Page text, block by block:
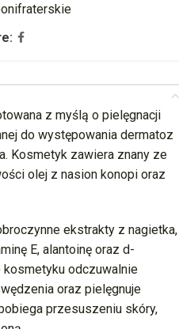
z myślą o pielęgnacji
do występowania dermatoz
Kosmetyk zawiera znany ze
olej z nasion konopi oraz
ekstrakty z nagietka,
E, alantoinę oraz d-
kosmetyku odczuwalnie
oraz pielęgnuje
przesuszeniu skóry,